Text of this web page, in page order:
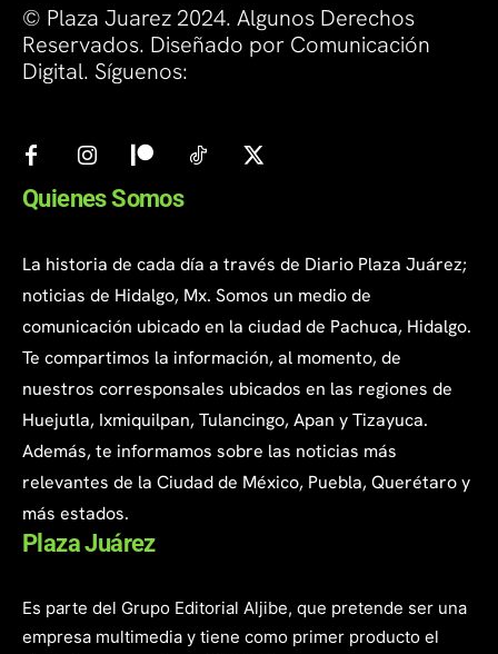
© Plaza Juarez 2024. Algunos Derechos
Reservados. Diseñado por Comunicación
Digital. Síguenos:
Quienes Somos
La historia de cada día a través de Diario Plaza Juárez;
noticias de Hidalgo, Mx. Somos un medio de
comunicación ubicado en la ciudad de Pachuca, Hidalgo.
Te compartimos la información, al momento, de
nuestros corresponsales ubicados en las regiones de
Huejutla, Ixmiquilpan, Tulancingo, Apan y Tizayuca.
Además, te informamos sobre las noticias más
relevantes de la Ciudad de México, Puebla, Querétaro y
más estados.
Plaza Juárez
Es parte del Grupo Editorial Aljibe, que pretende ser una
empresa multimedia y tiene como primer producto el